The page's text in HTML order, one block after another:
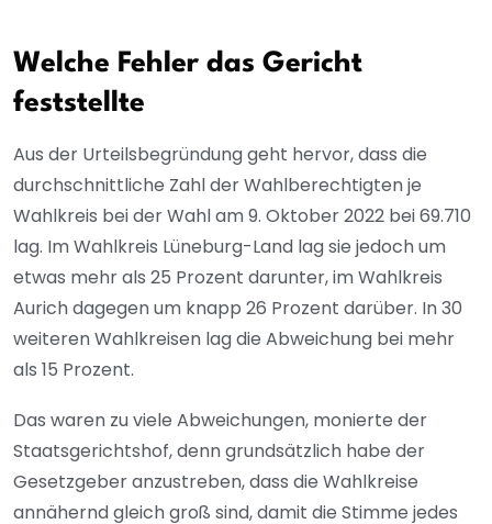
Welche Fehler das Gericht
feststellte
Aus der Urteilsbegründung geht hervor, dass die
durchschnittliche Zahl der Wahlberechtigten je
Wahlkreis bei der Wahl am 9. Oktober 2022 bei 69.710
lag. Im Wahlkreis Lüneburg-Land lag sie jedoch um
etwas mehr als 25 Prozent darunter, im Wahlkreis
Aurich dagegen um knapp 26 Prozent darüber. In 30
weiteren Wahlkreisen lag die Abweichung bei mehr
als 15 Prozent.
Das waren zu viele Abweichungen, monierte der
Staatsgerichtshof, denn grundsätzlich habe der
Gesetzgeber anzustreben, dass die Wahlkreise
annähernd gleich groß sind, damit die Stimme jedes